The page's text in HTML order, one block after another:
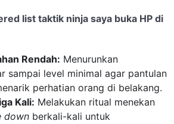
list taktik ninja saya buka HP di
Rendah: Menurunkan
sampai level minimal agar pantulan
perhatian orang di belakang.
Kali: Melakukan ritual menekan
down berkali-kali untuk